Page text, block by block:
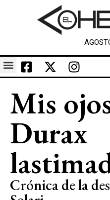
Mis
Durax
Crónica de la